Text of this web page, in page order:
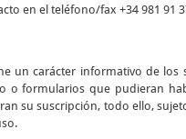
en el teléfono/fax +34 981 91
un carácter informativo de
formularios que pudieran
su suscripción, todo ello,